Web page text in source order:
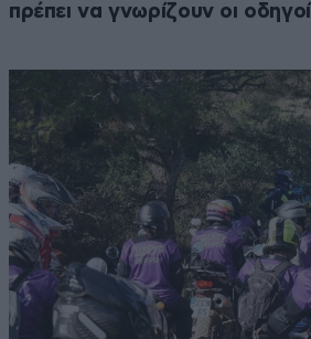
πρέπει να γνωρίζουν οι οδηγοί